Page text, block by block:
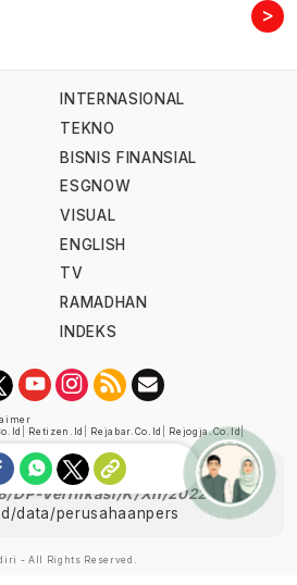
>
INTERNASIONAL
TEKNO
BISNIS FINANSIAL
ESGNOW
VISUAL
ENGLISH
TV
RAMADHAN
INDEKS
Retizen.id Rejabar.co.id Rejogja.co.id|
oleh Dewan Pers
DP-Verifikasi/K/XII/2022
data/perusahaanpers
- All Rights Reserved.
Ask me!